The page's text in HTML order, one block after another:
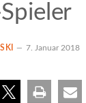
7. Januar 2018